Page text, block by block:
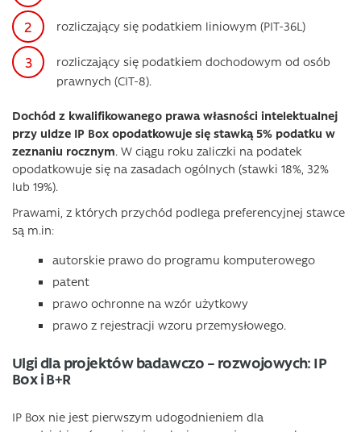
rozliczający się podatkiem liniowym (PIT-36L)
rozliczający się podatkiem dochodowym od osób
prawnych (CIT-8).
Dochód z kwalifikowanego prawa własności intelektualnej
przy uldze IP Box opodatkowuje się stawką 5% podatku w
zeznaniu rocznym. W ciągu roku zaliczki na podatek
opodatkowuje się na zasadach ogólnych (stawki 18%, 32%
lub 19%).
Prawami, z których przychód podlega preferencyjnej stawce
są m.in:
autorskie prawo do programu komputerowego
patent
prawo ochronne na wzór użytkowy
prawo z rejestracji wzoru przemysłowego.
Ulgi dla projektów badawczo – rozwojowych: IP
Box i B+R
IP Box nie jest pierwszym udogodnieniem dla